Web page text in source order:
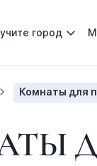
город
Комнаты для